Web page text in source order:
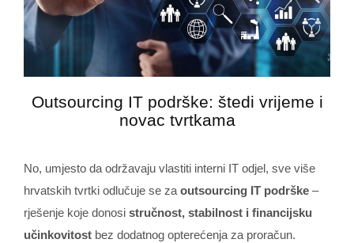
Outsourcing IT podrške: štedi vrijeme i
novac tvrtkama
No, umjesto da održavaju vlastiti interni IT odjel, sve više
hrvatskih tvrtki odlučuje se za outsourcing IT podrške –
rješenje koje donosi stručnost, stabilnost i financijsku
učinkovitost bez dodatnog opterećenja za proračun.